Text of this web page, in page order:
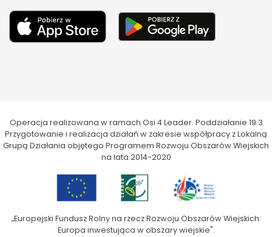
Operacja realizowana w ramach Osi 4 Leader. Poddziałanie 19.3
Przygotowanie i realizacja działań w zakresie współpracy z Lokalną
Grupą Działania objętego Programem Rozwoju Obszarów Wiejskich
na lata 2014-2020
„Europejski Fundusz Rolny na rzecz Rozwoju Obszarów Wiejskich:
Europa inwestująca w obszary wiejskie".